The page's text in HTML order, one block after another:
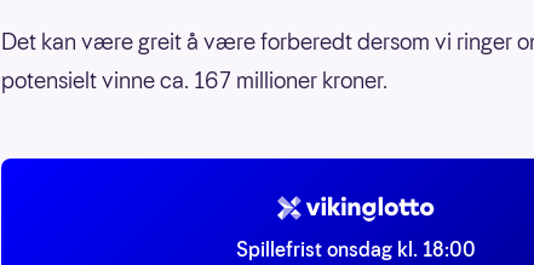
Det kan være greit å være forberedt dersom vi ringer
potensielt vinne ca. 167 millioner kroner.
Spillefrist onsdag kl. 18:00